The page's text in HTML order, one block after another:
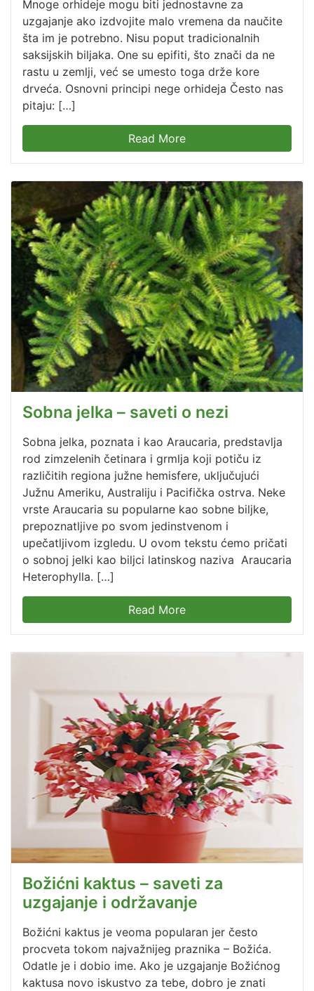
Mnoge orhideje mogu biti jednostavne za
uzgajanje ako izdvojite malo vremena da naučite
šta im je potrebno. Nisu poput tradicionalnih
saksijskih biljaka. One su epifiti, što znači da ne
rastu u zemlji, već se umesto toga drže kore
drveća. Osnovni principi nege orhideja Često nas
pitaju: […]
Read More
Sobna jelka – saveti o nezi
Sobna jelka, poznata i kao Araucaria, predstavlja
rod zimzelenih četinara i grmlja koji potiču iz
različitih regiona južne hemisfere, uključujući
Južnu Ameriku, Australiju i Pacifička ostrva. Neke
vrste Araucaria su popularne kao sobne biljke,
prepoznatljive po svom jedinstvenom i
upečatljivom izgledu. U ovom tekstu ćemo pričati
o sobnoj jelki kao biljci latinskog naziva Araucaria
Heterophylla. […]
Read More
Božićni kaktus – saveti za
uzgajanje i održavanje
Božićni kaktus je veoma popularan jer često
procveta tokom najvažnijeg praznika – Božića.
Odatle je i dobio ime. Ako je uzgajanje Božićnog
kaktusa novo iskustvo za tebe, dobro je znati